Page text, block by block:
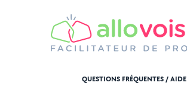
QUESTIONS FRÉQUENTES / AIDE